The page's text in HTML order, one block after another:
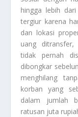
hingga lebih
tergiur karena
dan lokasi
uang
tidak pernah
dibongkar
menghilang
korban yang
dalam jumlah
ratusan juta